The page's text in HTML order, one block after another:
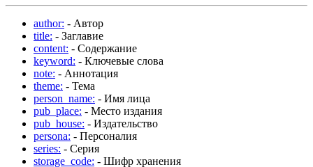
author: - Автор
title: - Заглавие
content: - Содержание
keyword: - Ключевые слова
note: - Аннотация
theme: - Тема
person_name: - Имя лица
pub_place: - Место издания
pub_house: - Издательство
persona: - Персоналия
series: - Серия
storage_code: - Шифр хранения